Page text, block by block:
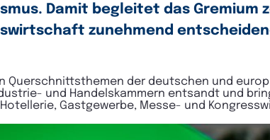
Damit begleitet das Gremium
zunehmend
Querschnittsthemen der deutschen und
und Handelskammern entsandt und
Gastgewerbe, Messe- und